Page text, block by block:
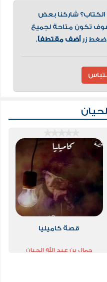
شاركنا بعض
تكون متاحة لجميع
اضغط زرأضف مقتطفاً.
قصة كاميليا
جمال بن عبد الله الحيان